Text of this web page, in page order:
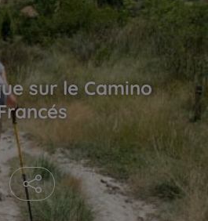
sur le Camino